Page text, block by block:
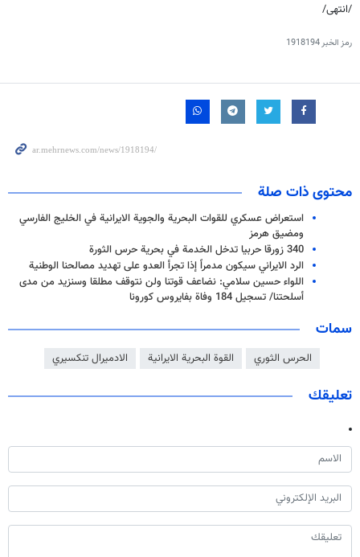
/انتهى/
رمز الخبر1918194
محتوى ذات صلة
استعراض عسكري للقوات البحرية والجوية الايرانية في الخليج الفارسي
ومضيق هرمز
340 زورقا حربيا تدخل الخدمة في بحرية حرس الثورة
الرد الايراني سيكون مدمراً إذا تجرأ العدو على تهديد مصالحنا الوطنية
اللواء حسين سلامي: نضاعف قوتنا ولن نتوقف مطلقا وسنزيد من مدى
أسلحتنا/ تسجيل 184 وفاة بفايروس كورونا
سمات
الحرس الثوري القوة البحرية الايرانية الادميرال تنكسيري
تعليقك